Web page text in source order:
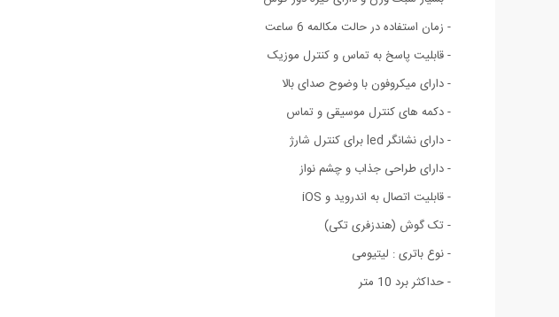
- زمان استفاده در حالت مکالمه 6 ساعت
- قابلیت پاسخ به تماس و کنترل موزیک
- دارای میکروفون با وضوح صدای بالا
- دکمه های کنترل موسیقی و تماس
- دارای نشانگر led برای کنترل شارژ
- دارای طراحی جذاب و چشم نواز
- قابلیت اتصال به اندروید و iOS
- تک گوش (هندزفری تکی)
- نوع باتری ‏:‏ لیتیومی
- حداکثر برد 10 متر